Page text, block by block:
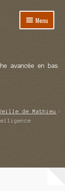
Menu
avancée en bas
de Mathieu